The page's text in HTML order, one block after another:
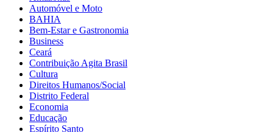
Automóvel e Moto
BAHIA
Bem-Estar e Gastronomia
Business
Ceará
Contribuição Agita Brasil
Cultura
Direitos Humanos/Social
Distrito Federal
Economia
Educação
Espírito Santo